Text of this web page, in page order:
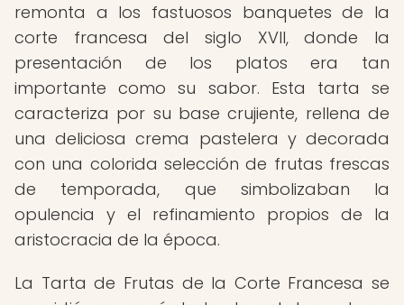
remonta a los fastuosos banquetes de la
corte francesa del siglo XVII, donde la
presentación de los platos era tan
importante como su sabor. Esta tarta se
caracteriza por su base crujiente, rellena de
una deliciosa crema pastelera y decorada
con una colorida selección de frutas frescas
de temporada, que simbolizaban la
opulencia y el refinamiento propios de la
aristocracia de la época.
La Tarta de Frutas de la Corte Francesa se